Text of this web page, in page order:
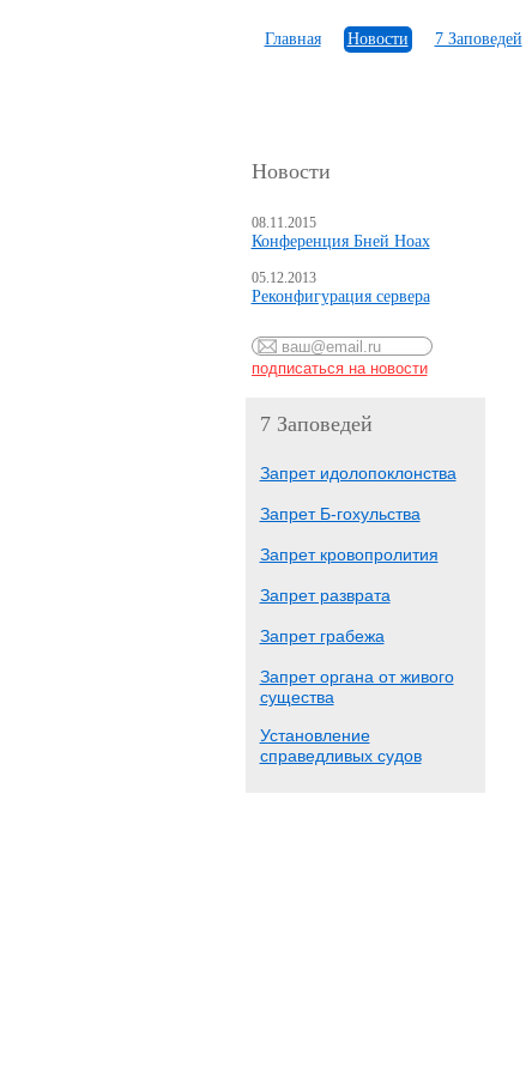
Главная Новости 7 Заповедей
Новости
08.11.2015
Конференция Бней Ноах
05.12.2013
Реконфигурация сервера
7 Заповедей
Запрет идолопоклонства
Запрет Б-гохульства
Запрет кровопролития
Запрет разврата
Запрет грабежа
Запрет органа от живого
существа
Установление
справедливых судов